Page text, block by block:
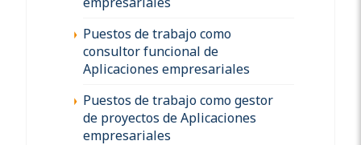
Puestos de trabajo como
consultor funcional de
Aplicaciones empresariales
Puestos de trabajo como gestor
de proyectos de Aplicaciones
empresariales